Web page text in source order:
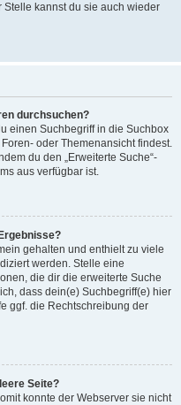
kannst du sie auch wieder
durchsuchen?
einen Suchbegriff in die Suchbox
oder Themenansicht findest.
du den „Erweiterte Suche“-
aus verfügbar ist.
gehalten und enthielt zu viele
werden. Stelle eine
die dir die erweiterte Suche
dass dein(e) Suchbegriff(e) hier
ggf. die Rechtschreibung der
Seite?
konnte der Webserver sie nicht